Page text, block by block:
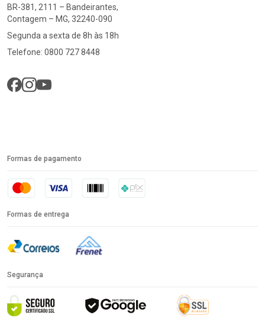
BR-381, 2111 – Bandeirantes,
Contagem – MG, 32240-090
Segunda a sexta de 8h às 18h
Telefone: 0800 727 8448
Formas de pagamento
Formas de entrega
Segurança